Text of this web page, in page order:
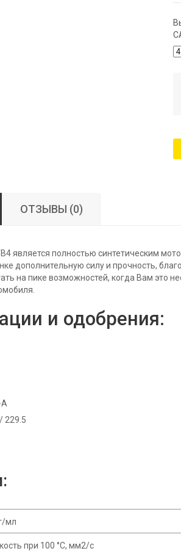
ОТЗЫВЫ (0)
является полностью синтетическим
дополнительную силу и прочность,
на пике возможностей, когда Вам это
и одобрения:
229.5
мл
при 100 °С, мм2/с